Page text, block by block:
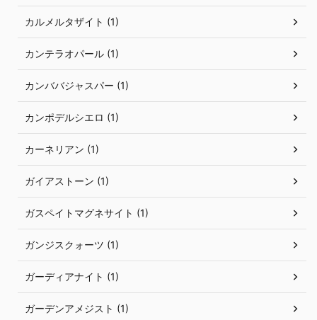
カルメルタザイト (1)
カンテラオパール (1)
カンババジャスパー (1)
カンポデルシエロ (1)
カーネリアン (1)
ガイアストーン (1)
ガスペイトマグネサイト (1)
ガンジスクォーツ (1)
ガーディアナイト (1)
ガーデンアメジスト (1)